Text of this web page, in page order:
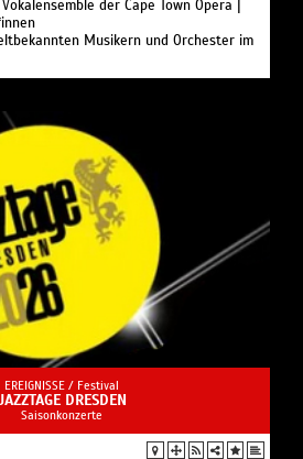
der Cape Town Opera |
Musikern und Orchester im
EREIGNISSE / Festival
DRESDEN
Saisonkonzerte